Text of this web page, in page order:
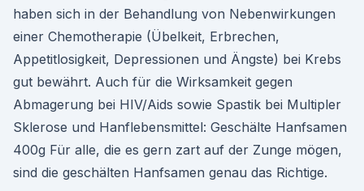
haben sich in der Behandlung von Nebenwirkungen
einer Chemotherapie (Übelkeit, Erbrechen,
Appetitlosigkeit, Depressionen und Ängste) bei Krebs
gut bewährt. Auch für die Wirksamkeit gegen
Abmagerung bei HIV/Aids sowie Spastik bei Multipler
Sklerose und Hanflebensmittel: Geschälte Hanfsamen
400g Für alle, die es gern zart auf der Zunge mögen,
sind die geschälten Hanfsamen genau das Richtige.